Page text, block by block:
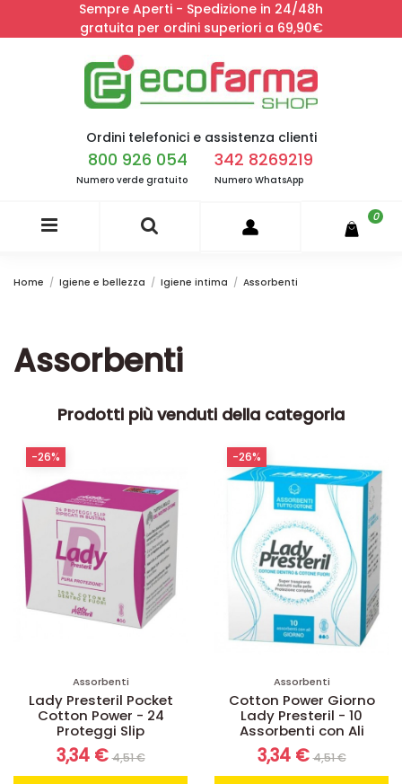
Sempre Aperti - Spedizione in 24/48h
gratuita per ordini superiori a 69,90€
Ordini telefonici e assistenza clienti
800 926 054
Numero verde gratuito
342 8269219
Numero WhatsApp
0
Home Igiene e bellezza Igiene intima Assorbenti
Assorbenti
Prodotti più venduti della categoria
Assorbenti
Lady Presteril Pocket
Cotton Power - 24
Proteggi Slip
3,34 € 4,51 €
-26%
Assorbenti
Cotton Power Giorno
Lady Presteril - 10
Assorbenti con Ali
3,34 € 4,51 €
-26%